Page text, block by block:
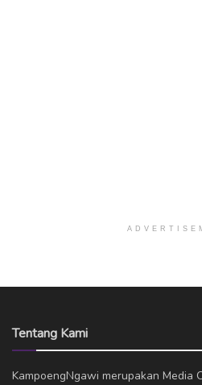
Tentang Kami
KampoengNgawi merupakan Media